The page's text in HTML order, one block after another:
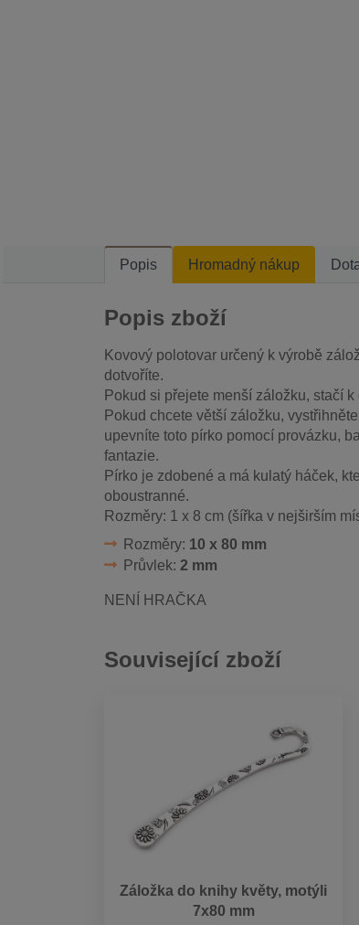
Popis Hromadný nákup
Popis zboží
Kovový polotovar určený k výrobě
dotvoříte.
Pokud si přejete menší záložku, stačí
Pokud chcete větší záložku,
upevníte toto pírko pomocí provázku,
fantazie.
Pírko je zdobené a má kulatý háček,
oboustranné.
Rozměry: 1 x 8 cm (šířka v nejširším
Rozměry: 10 x 80 mm
Průvlek: 2 mm
NENÍ HRAČKA
Související zboží
Záložka do knihy květy, motýli
7x80 mm